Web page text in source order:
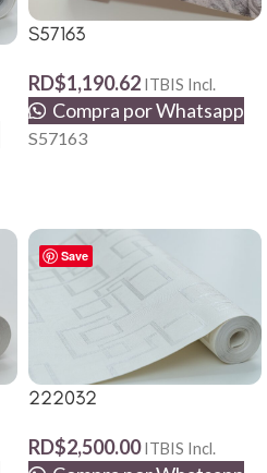
S57163
RD$1,190.62 ITBIS Incl.
Compra por Whatsapp
S57163
Save
222032
RD$2,500.00 ITBIS Incl.